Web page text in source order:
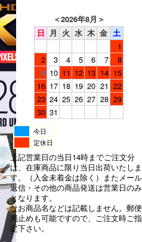
＜2026年8月 ＞
日
月 火 水 木 金 土
1
2
3 4 5 6 7
8
9 10 11 12 13 14 15
16 17 18 19 20 21 22
23 24 25 26 27 28 29
30 31
今日
定休日
上記営業日の当日14時までご注文分
は、在庫商品に限り当日出荷いたしま
す。（入金未着金は除く）またメール
返信・その他の商品発送は営業日のみ
となります。
なお商品名などは記載しません。郵便
局止めも可能ですので、ご注文時ご指
定下さい。